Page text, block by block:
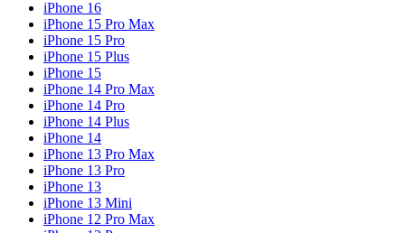
iPhone 16
iPhone 15 Pro Max
iPhone 15 Pro
iPhone 15 Plus
iPhone 15
iPhone 14 Pro Max
iPhone 14 Pro
iPhone 14 Plus
iPhone 14
iPhone 13 Pro Max
iPhone 13 Pro
iPhone 13
iPhone 13 Mini
iPhone 12 Pro Max